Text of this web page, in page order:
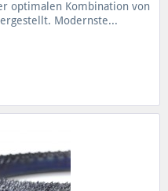
optimalen Kombination von
Modernste...